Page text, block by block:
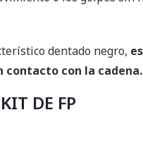
dentado negro,
contacto con la cadena.
DE FP